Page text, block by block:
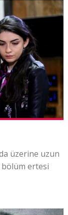
üzerine uzun
bölüm ertesi